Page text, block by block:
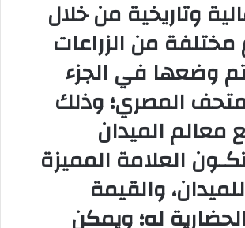
وتاريخية من خلال
مختلفة من الزراعات
وضعها في الجزء
المصري؛ وذلك
معالم الميدان
العلامة المميزة
Landmark للميدان، والقيمة
له؛ ويمكن